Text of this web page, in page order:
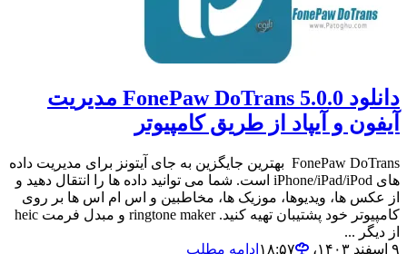
دانلود FonePaw DoTrans 5.0.0 مدیریت
آیفون و آیپاد از طریق کامپیوتر
FonePaw DoTrans بهترین جایگزین به جای آیتونز برای مدیریت داده
های iPhone/iPad/iPod است. شما می توانید داده ها را انتقال دهید و
از عکس ها، ویدیوها، موزیک ها، مخاطبین و اس ام اس ها بر روی
کامپیوتر خود پشتیبان تهیه کنید. ringtone maker و مبدل فرمت heic
از دیگر ...
۹ اسفند ۱۴۰۳،‏ ۱۸:۵۷
ادامه مطلب